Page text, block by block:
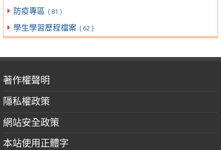
防疫專區 ( 81 )
學生學習歷程檔案 ( 62 )
著作權聲明
隱私權政策
網站安全政策
本站使用正體字